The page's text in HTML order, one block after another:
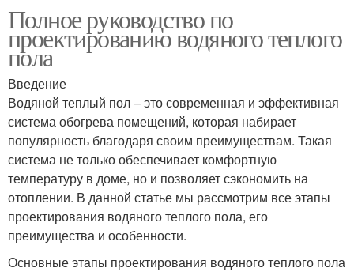
Полное руководство по
проектированию водяного теплого
пола
Введение
Водяной теплый пол – это современная и эффективная
система обогрева помещений, которая набирает
популярность благодаря своим преимуществам. Такая
система не только обеспечивает комфортную
температуру в доме, но и позволяет сэкономить на
отоплении. В данной статье мы рассмотрим все этапы
проектирования водяного теплого пола, его
преимущества и особенности.
Основные этапы проектирования водяного теплого пола